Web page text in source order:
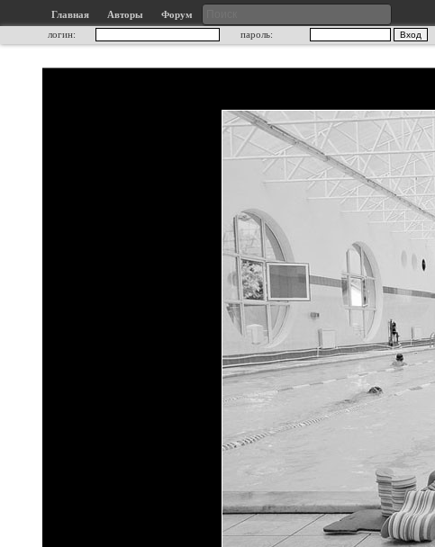
Главная Авторы
Форум
логин:
пароль: